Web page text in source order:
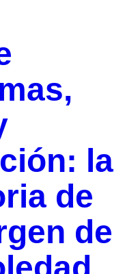
la
de
de